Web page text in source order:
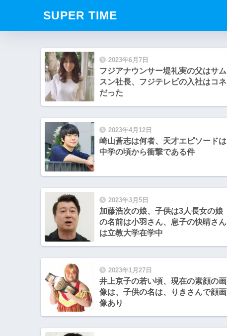
SUPER TIME
2023年6月7日
フジアナウンサー堤礼実の父はサム
スン社長、フジテレビの入社はコネ
だった
2023年4月12日
崎山蒼志は何者、天才エピソードは
中学の頃から衝撃である件
2023年3月5日
加藤浩次の娘、子供は3人長女の娘
の名前は小羽さん、息子の快晴さん
は立教大学在学中
2023年1月27日
井上京子の若い頃、現在の素顔の画
像は、子供の名は、りきさんで顔画
像あり